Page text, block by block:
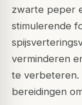
zwarte peper
stimulerende
verminderen
te verbeteren.
bereidingen